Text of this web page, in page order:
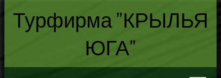
Турфирма "КРЫЛЬЯ
ЮГА"